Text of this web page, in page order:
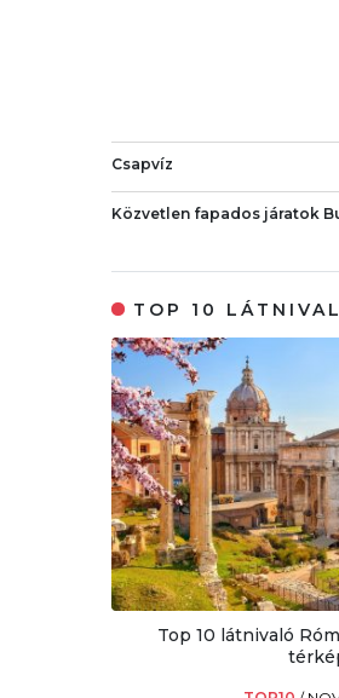
Csapvíz
Közvetlen fapados járatok
TOP 10
Top 10 látnivaló